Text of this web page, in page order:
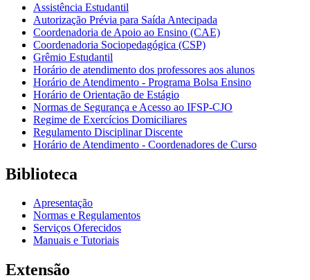
Assistência Estudantil
Autorização Prévia para Saída Antecipada
Coordenadoria de Apoio ao Ensino (CAE)
Coordenadoria Sociopedagógica (CSP)
Grêmio Estudantil
Horário de atendimento dos professores aos alunos
Horário de Atendimento - Programa Bolsa Ensino
Horário de Orientação de Estágio
Normas de Segurança e Acesso ao IFSP-CJO
Regime de Exercícios Domiciliares
Regulamento Disciplinar Discente
Horário de Atendimento - Coordenadores de Curso
Biblioteca
Apresentação
Normas e Regulamentos
Serviços Oferecidos
Manuais e Tutoriais
Extensão